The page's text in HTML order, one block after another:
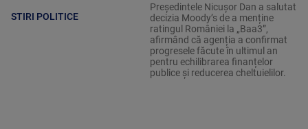
STIRI POLITICE
Președintele Nicușor Dan a salutat
decizia Moody’s de a menține
ratingul României la „Baa3”,
afirmând că agenția a confirmat
progresele făcute în ultimul an
pentru echilibrarea finanțelor
publice și reducerea cheltuielilor.